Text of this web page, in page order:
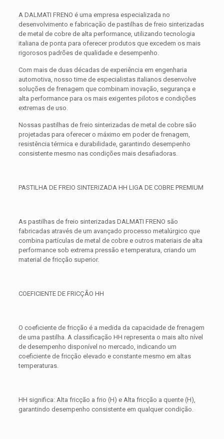
A DALMATI FRENO é uma empresa especializada no
desenvolvimento e fabricação de pastilhas de freio sinterizadas
de metal de cobre de alta performance, utilizando tecnologia
italiana de ponta para oferecer produtos que excedem os mais
rigorosos padrões de qualidade e desempenho.
Com mais de duas décadas de experiência em engenharia
automotiva, nosso time de especialistas italianos desenvolve
soluções de frenagem que combinam inovação, segurança e
alta performance para os mais exigentes pilotos e condições
extremas de uso.
Nossas pastilhas de freio sinterizadas de metal de cobre são
projetadas para oferecer o máximo em poder de frenagem,
resistência térmica e durabilidade, garantindo desempenho
consistente mesmo nas condições mais desafiadoras.
PASTILHA DE FREIO SINTERIZADA HH LIGA DE COBRE PREMIUM
As pastilhas de freio sinterizadas DALMATI FRENO são
fabricadas através de um avançado processo metalúrgico que
combina partículas de metal de cobre e outros materiais de alta
performance sob extrema pressão e temperatura, criando um
material de fricção superior.
COEFICIENTE DE FRICÇÃO HH
O coeficiente de fricção é a medida da capacidade de frenagem
de uma pastilha. A classificação HH representa o mais alto nível
de desempenho disponível no mercado, indicando um
coeficiente de fricção elevado e constante mesmo em altas
temperaturas.
HH significa: Alta fricção a frio (H) e Alta fricção a quente (H),
garantindo desempenho consistente em qualquer condição.